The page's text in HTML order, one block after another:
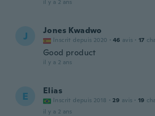
il y a 2 ans
J Jones Kwadwo
Inscrit depuis 2020 · 46 avis · 17
Good product
il y a 2 ans
E Elias
Inscrit depuis 2018 · 29 avis · 19
il y a 2 ans